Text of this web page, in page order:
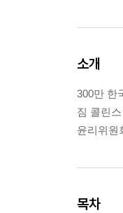
소개
300만 한
짐 콜린
윤리위원
목차